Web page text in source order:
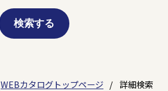
検索する
WEBカタログトップページ 詳細検索